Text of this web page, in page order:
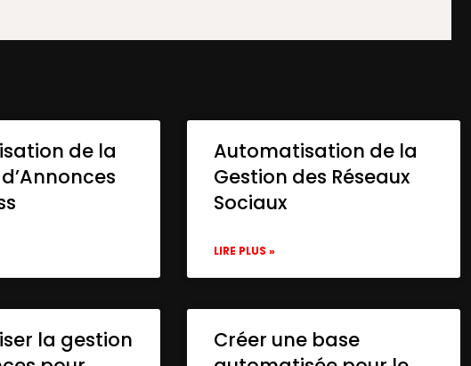
de la
Automatisation de la
Gestion des Réseaux
Sociaux
LIRE PLUS »
la gestion
Créer une base